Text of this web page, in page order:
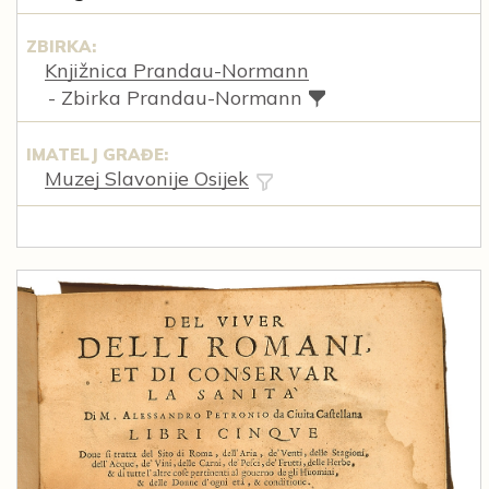
ZBIRKA:
Knjižnica Prandau-Normann
- Zbirka Prandau-Normann
IMATELJ GRAĐE:
Muzej Slavonije Osijek